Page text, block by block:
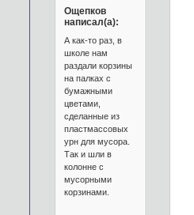
Ощепков
написал(а):
А как-то раз, в
школе нам
раздали корзины
на палках с
бумажными
цветами,
сделанные из
пластмассовых
урн для мусора.
Так и шли в
колонне с
мусорными
корзинами.